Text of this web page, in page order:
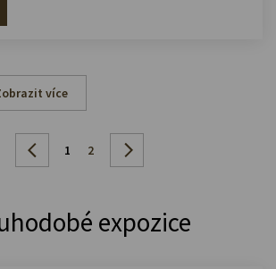
více
1 2
expozice